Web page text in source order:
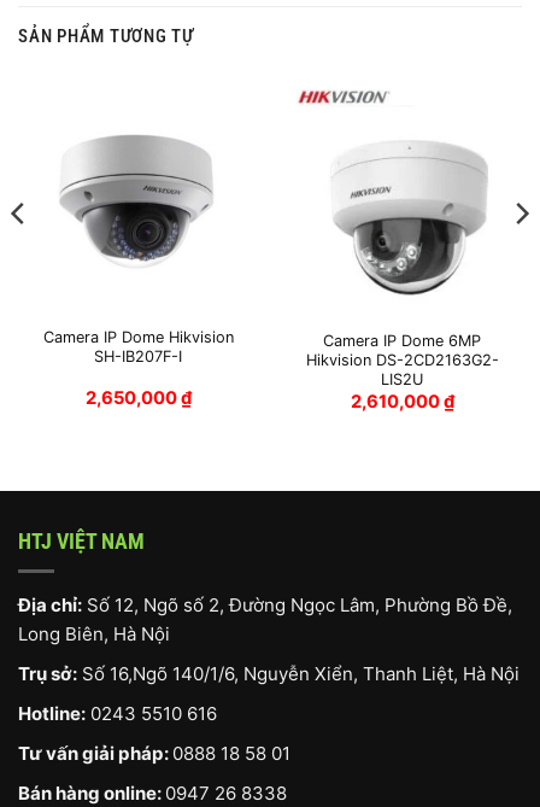
SẢN PHẨM TƯƠNG TỰ
Camera IP Dome Hikvision
SH-IB207F-I
2,650,000₫
Camera IP Dome 6MP
Hikvision DS-2CD2163G2-
LIS2U
2,610,000₫
HTJ VIỆT NAM
Địa chỉ: Số 12, Ngõ số 2, Đường Ngọc Lâm, Phường Bồ Đề,
Long Biên, Hà Nội
Trụ sở: Số 16,Ngõ 140/1/6, Nguyễn Xiển, Thanh Liệt, Hà Nội
Hotline: 0243 5510 616
Tư vấn giải pháp: 0888 18 58 01
Bán hàng online: 0947 26 8338